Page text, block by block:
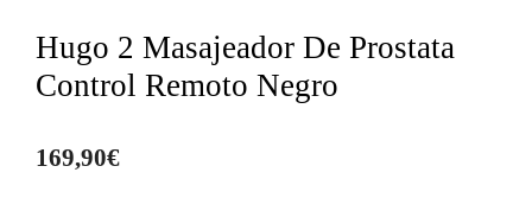
Hugo 2 Masajeador De Prostata
Control Remoto Negro
169,90€